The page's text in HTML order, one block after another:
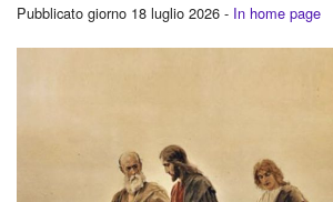
Pubblicato giorno 18 luglio 2026 - In home page